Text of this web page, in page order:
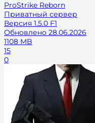
ProStrike Reborn
Приватный сервер
Версия 1.5.0 F1
Обновлено 28.06.2026
1108 MB
15
0